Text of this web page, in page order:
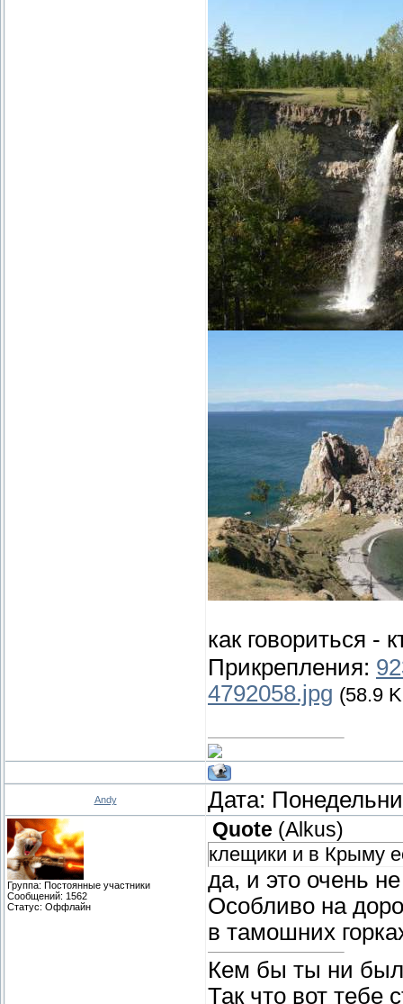
как говориться -
Прикрепления:
4792058.jpg (58.9
Andy Дата:
Группа: Постоянные участники
Сообщений: 1562
Статус: Оффлайн
Quote (Alkus)
клещики и в Крыму
да, и это очень
Особливо на
в тамошних
Кем бы ты ни
Так что вот тебе